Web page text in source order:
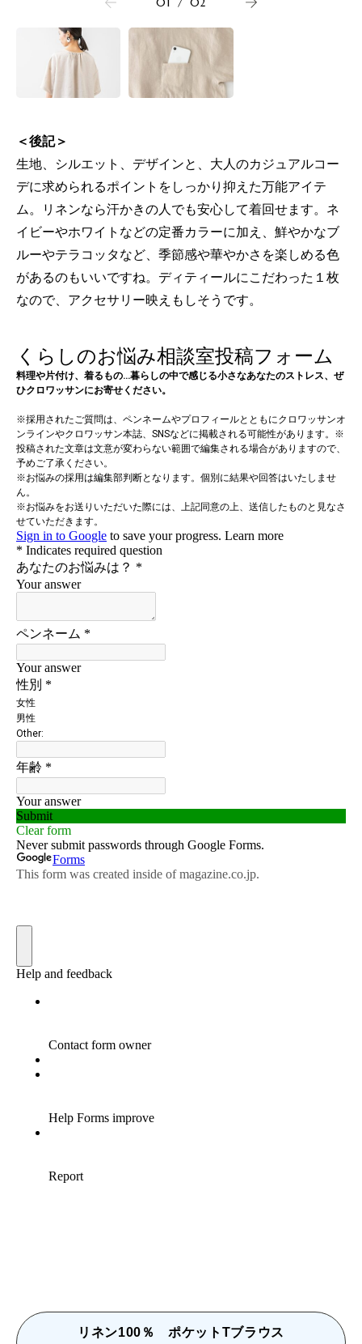
＜後記＞
生地、シルエット、デザインと、大人のカジュアルコー
デに求められるポイントをしっかり抑えた万能アイテ
ム。リネンなら汗かきの人でも安心して着回せます。ネ
イビーやホワイトなどの定番カラーに加え、鮮やかなブ
ルーやテラコッタなど、季節感や華やかさを楽しめる色
があるのもいいですね。ディティールにこだわった１枚
なので、アクセサリー映えもしそうです。
リネン100％ ポケットTブラウス